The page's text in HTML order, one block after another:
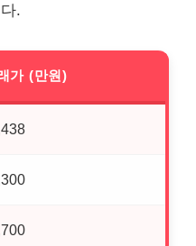
.
가 (만원)